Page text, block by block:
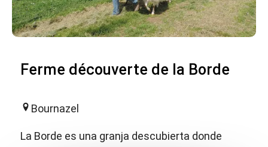
Ferme découverte de la Borde
Bournazel
La Borde es una granja descubierta donde